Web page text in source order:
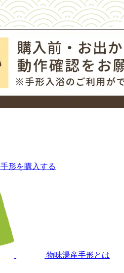
手形を購入する
物味湯産手形とは